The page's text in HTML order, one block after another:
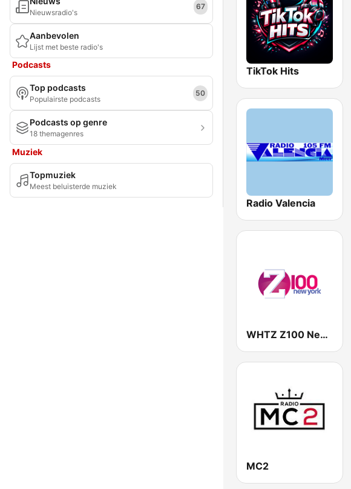
Nieuwsradio's
67
Aanbevolen
Lijst met beste radio's
Podcasts
Top podcasts
Populairste podcasts
50
Podcasts op genre
18 themagenres
Muziek
Topmuziek
Meest beluisterde muziek
TikTok Hits
Radio Valencia
WHTZ Z100 New York
MC2